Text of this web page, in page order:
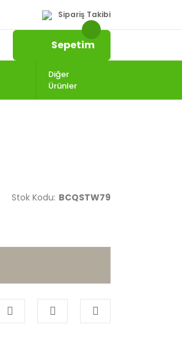
Sipariş Takibi
Sepetim
Diğer
Ürünler
Stok Kodu: BCQSTW79